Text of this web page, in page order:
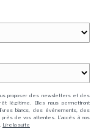
proposer des newsletters et des
légitime. Elles nous permettront
blancs, des événements, des
près de vos attentes. L'accès à nos
Lire la suite